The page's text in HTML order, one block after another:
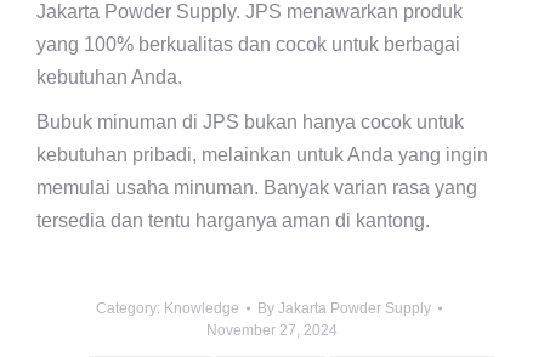
Jakarta Powder Supply. JPS menawarkan produk
yang 100% berkualitas dan cocok untuk berbagai
kebutuhan Anda.
Bubuk minuman di JPS bukan hanya cocok untuk
kebutuhan pribadi, melainkan untuk Anda yang ingin
memulai usaha minuman. Banyak varian rasa yang
tersedia dan tentu harganya aman di kantong.
Category: Knowledge By Jakarta Powder Supply
November 27, 2024